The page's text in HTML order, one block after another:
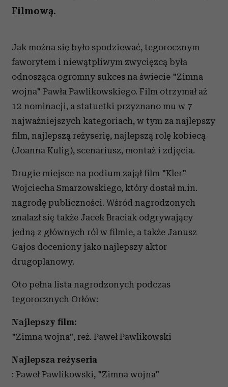
Filmową.
Jak można się było spodziewać, tegorocznym
faworytem i niewątpliwym zwycięzcą była
odnosząca ogromny sukces na świecie "Zimna
wojna" Pawła Pawlikowskiego. Film otrzymał aż
12 nominacji, a statuetki przyznano mu w 7
najważniejszych kategoriach, w tym za najlepszy
film, najlepszą reżyserię, najlepszą rolę kobiecą
(Joanna Kulig), scenariusz, montaż i zdjęcia.
Drugie miejsce na podium zajął film "Kler"
Wojciecha Smarzowskiego, który dostał m.in.
nagrodę publiczności. Wśród nagrodzonych
znalazł się także Jacek Braciak odgrywający
jedną z głównych ról w filmie, a także Janusz
Gajos doceniony jako najlepszy aktor
drugoplanowy.
Oto pełna lista nagrodzonych podczas
tegorocznych Orłów:
Najlepszy film:
"Zimna wojna", reż. Paweł Pawlikowski
Najlepsza reżyseria
: Paweł Pawlikowski, "Zimna wojna"